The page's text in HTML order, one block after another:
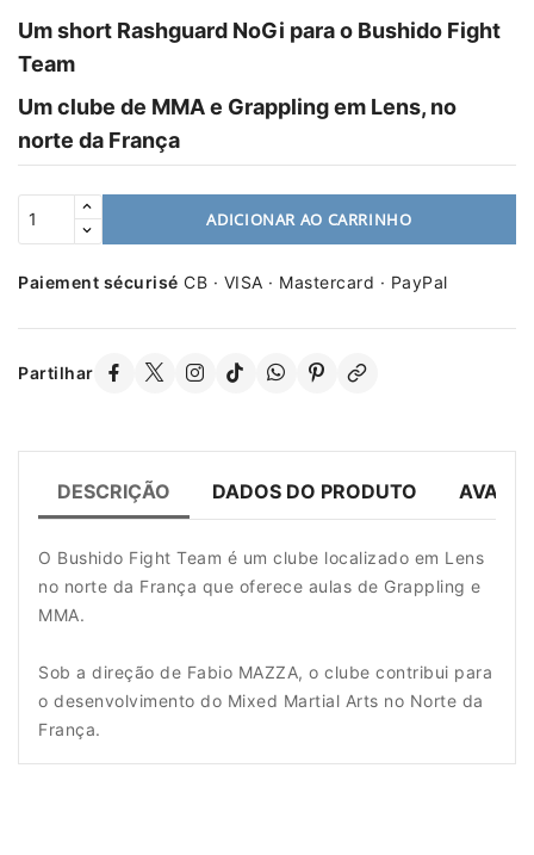
Um short Rashguard NoGi para o Bushido Fight
Team
Um clube de MMA e Grappling em Lens, no
norte da França
ADICIONAR AO CARRINHO
Paiement sécurisé CB · VISA · Mastercard · PayPal
Partilhar
DESCRIÇÃO DADOS DO PRODUTO
O Bushido Fight Team é um clube localizado em Lens
no norte da França que oferece aulas de Grappling e
MMA.
Sob a direção de Fabio MAZZA, o clube contribui para
o desenvolvimento do Mixed Martial Arts no Norte da
França.